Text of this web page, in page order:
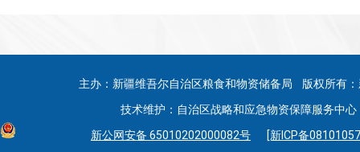
主办：新疆维吾尔自治区粮食和物资储备局 版权所有
技术维护：自治区战略和应急物资保障服务中
新公网安备 65010202000082号
[新ICP备